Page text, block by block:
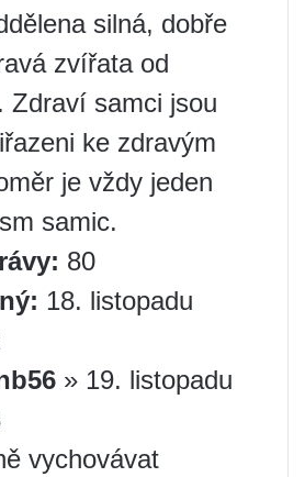
silná, dobře
zvířata od
Zdraví samci jsou
ke zdravým
je vždy jeden
samic.
80
18. listopadu
» 19. listopadu
vychovávat